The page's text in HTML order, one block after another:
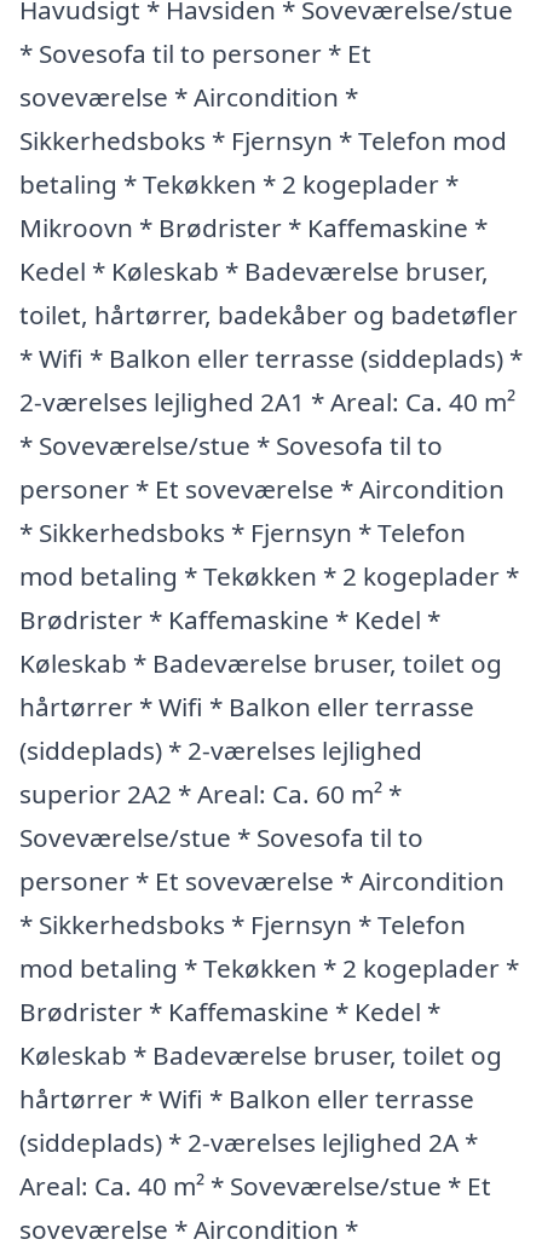
Havudsigt * Havsiden * Soveværelse/stue
* Sovesofa til to personer * Et
soveværelse * Aircondition *
Sikkerhedsboks * Fjernsyn * Telefon mod
betaling * Tekøkken * 2 kogeplader *
Mikroovn * Brødrister * Kaffemaskine *
Kedel * Køleskab * Badeværelse bruser,
toilet, hårtørrer, badekåber og badetøfler
* Wifi * Balkon eller terrasse (siddeplads) *
2-værelses lejlighed 2A1 * Areal: Ca. 40 m²
* Soveværelse/stue * Sovesofa til to
personer * Et soveværelse * Aircondition
* Sikkerhedsboks * Fjernsyn * Telefon
mod betaling * Tekøkken * 2 kogeplader *
Brødrister * Kaffemaskine * Kedel *
Køleskab * Badeværelse bruser, toilet og
hårtørrer * Wifi * Balkon eller terrasse
(siddeplads) * 2-værelses lejlighed
superior 2A2 * Areal: Ca. 60 m² *
Soveværelse/stue * Sovesofa til to
personer * Et soveværelse * Aircondition
* Sikkerhedsboks * Fjernsyn * Telefon
mod betaling * Tekøkken * 2 kogeplader *
Brødrister * Kaffemaskine * Kedel *
Køleskab * Badeværelse bruser, toilet og
hårtørrer * Wifi * Balkon eller terrasse
(siddeplads) * 2-værelses lejlighed 2A *
Areal: Ca. 40 m² * Soveværelse/stue * Et
soveværelse * Aircondition *